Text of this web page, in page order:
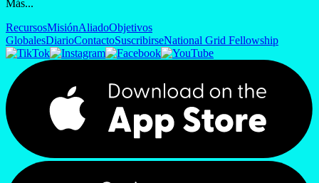
Más...
RecursosMisiónAliadoObjetivos
GlobalesDiarioContactoSuscribirseNational Grid Fellowship